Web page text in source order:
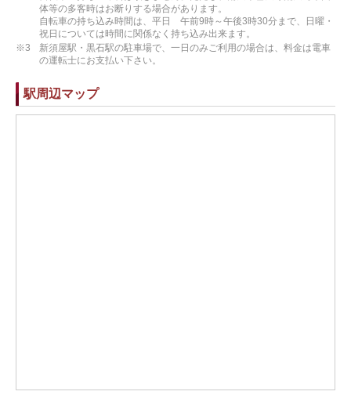
体等の多客時はお断りする場合があります。
自転車の持ち込み時間は、平日 午前9時～午後3時30分まで、日曜・
祝日については時間に関係なく持ち込み出来ます。
※3
新須屋駅・黒石駅の駐車場で、一日のみご利用の場合は、料金は電車
の運転士にお支払い下さい。
駅周辺マップ